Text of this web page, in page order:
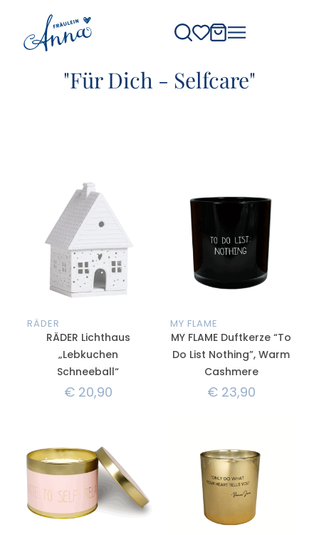
"Für Dich - Selfcare"
RÄDER
RÄDER Lichthaus
„Lebkuchen
Schneeball“
€20,90
MY FLAME
MY FLAME Duftkerze “To
Do List Nothing”, Warm
Cashmere
€23,90